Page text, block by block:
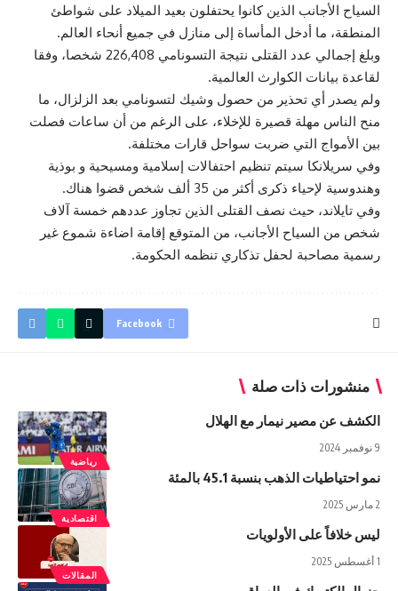
السياح الأجانب الذين كانوا يحتفلون بعيد الميلاد على شواطئ
المنطقة، ما أدخل المأساة إلى منازل في جميع أنحاء العالم.
وبلغ إجمالي عدد القتلى نتيجة التسونامي 226,408 شخصا، وفقا
لقاعدة بيانات الكوارث العالمية.
ولم يصدر أي تحذير من حصول وشيك لتسونامي بعد الزلزال، ما
منح الناس مهلة قصيرة للإخلاء، على الرغم من أن ساعات فصلت
بين الأمواج التي ضربت سواحل قارات مختلفة.
وفي سريلانكا سيتم تنظيم احتفالات إسلامية ومسيحية و بوذية
وهندوسية لإحياء ذكرى أكثر من 35 ألف شخص قضوا هناك.
وفي تايلاند، حيث نصف القتلى الذين تجاوز عددهم خمسة آلاف
شخص من السياح الأجانب، من المتوقع إقامة اضاءة شموع غير
رسمية مصاحبة لحفل تذكاري تنظمه الحكومة.
Facebook
منشورات ذات صلة
رياضية
الكشف عن مصير نيمار مع الهلال
9 نوفمبر 2024
اقتصادية
نمو احتياطيات الذهب بنسبة 45.1 بالمئة
2 مارس 2025
المقالات
ليس خلافاً على الأولويات
1 أغسطس 2025